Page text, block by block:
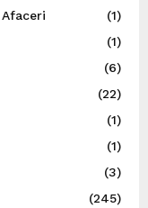
(1)
(1)
(6)
(22)
(1)
(1)
(3)
(245)